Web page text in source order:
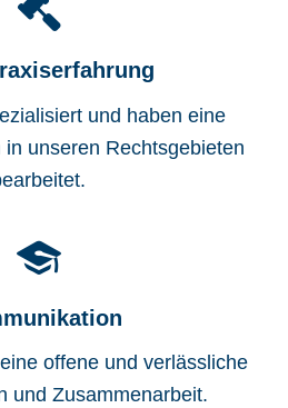
und haben eine
unseren Rechtsgebieten
offene und verlässliche
und Zusammenarbeit.